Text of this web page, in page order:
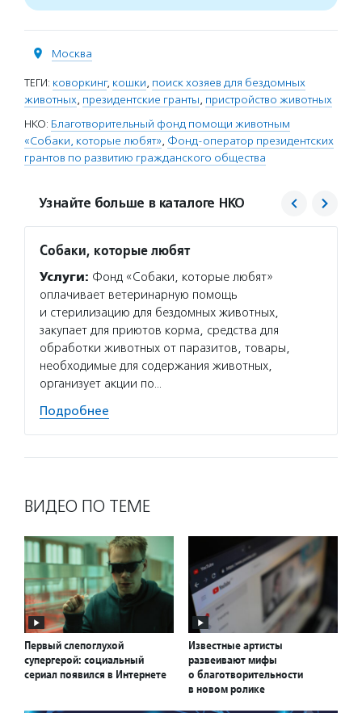
Москва
ТЕГИ: коворкинг, кошки, поиск хозяев для бездомных
животных, президентские гранты, пристройство животных
НКО: Благотворительный фонд помощи животным
«Собаки, которые любят», Фонд-оператор президентских
грантов по развитию гражданского общества
Узнайте больше в каталоге НКО
Собаки, которые любят
Услуги: Фонд «Собаки, которые любят»
оплачивает ветеринарную помощь
и стерилизацию для бездомных животных,
закупает для приютов корма, средства для
обработки животных от паразитов, товары,
необходимые для содержания животных,
организует акции по…
Подробнее
ВИДЕО ПО ТЕМЕ
Первый слепоглухой
супергерой: социальный
сериал появился в Интернете
Известные артисты
развеивают мифы
о благотворительности
в новом ролике